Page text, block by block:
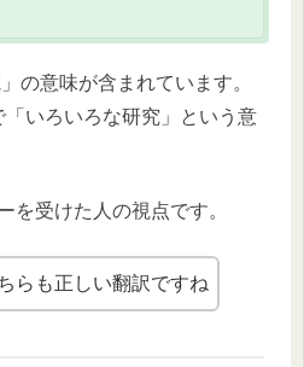
の意味が含まれています。
「いろいろな研究」という意
を受けた人の視点です。
らも正しい翻訳ですね